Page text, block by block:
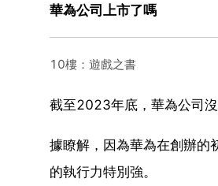
華為公司上市了嗎
10樓：遊戲之書
截至2023年底，華為公司沒
據瞭解，因為華為在創辦的
的執行力特別強。